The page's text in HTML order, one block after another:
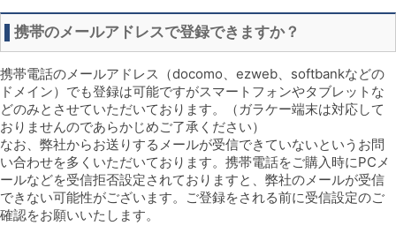
携帯のメールアドレスで登録できますか？
携帯電話のメールアドレス（docomo、ezweb、softbankなどの
ドメイン）でも登録は可能ですがスマートフォンやタブレットな
どのみとさせていただいております。（ガラケー端末は対応して
おりませんのであらかじめご了承ください）
なお、弊社からお送りするメールが受信できていないというお問
い合わせを多くいただいております。携帯電話をご購入時にPCメ
ールなどを受信拒否設定されておりますと、弊社のメールが受信
できない可能性がございます。ご登録をされる前に受信設定のご
確認をお願いいたします。